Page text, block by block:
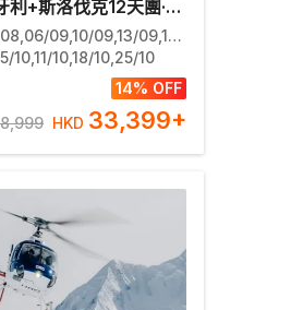
利+斯洛伐克12天團·皇
爾幹半島 浪漫風光12
】~維也納/札格勒布
、於布拉格享用米芝蓮
世界文化遺產」哈爾施
夫古城/維也納美泉宮、
河遊
09,13/09,17/09,20/09,24/09,27/09,01/10,08/10,21/10
10,11/10,18/10,25/10
14% OFF
HKD 33,399+